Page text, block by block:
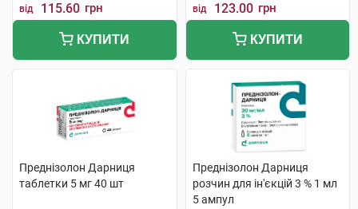
від 115.60 грн
КУПИТИ
від 123.00 грн
КУПИТИ
Преднізолон Дарниця
таблетки 5 мг 40 шт
Преднізолон Дарниця
розчин для ін'єкцій 3 % 1 мл
5 ампул